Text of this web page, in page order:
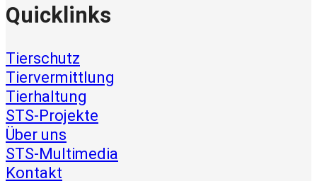
Quicklinks
Tierschutz
Tiervermittlung
Tierhaltung
STS-Projekte
Über uns
STS-Multimedia
Kontakt